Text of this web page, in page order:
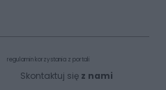
regulamin korzystania z portali
Skontaktuj się z nami